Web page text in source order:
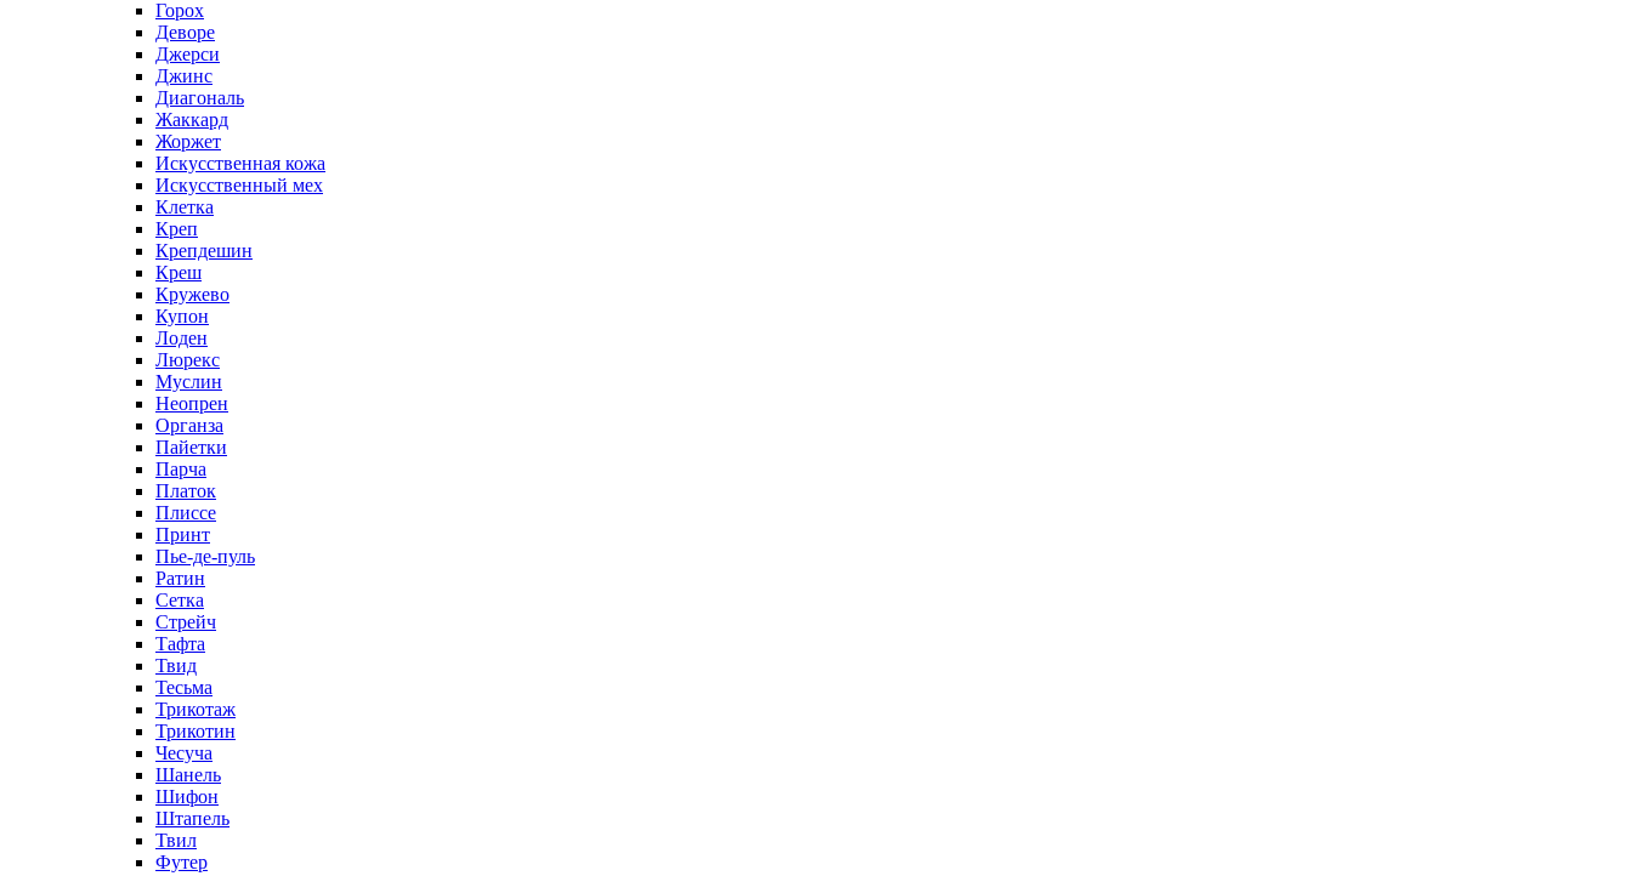
Горох
Деворе
Джерси
Джинс
Диагональ
Жаккард
Жоржет
Искусственная кожа
Искусственный мех
Клетка
Креп
Крепдешин
Креш
Кружево
Купон
Лоден
Люрекс
Муслин
Неопрен
Органза
Пайетки
Парча
Платок
Плиссе
Принт
Пье-де-пуль
Ратин
Сетка
Стрейч
Тафта
Твид
Тесьма
Трикотаж
Трикотин
Чесуча
Шанель
Шифон
Штапель
Твил
Футер